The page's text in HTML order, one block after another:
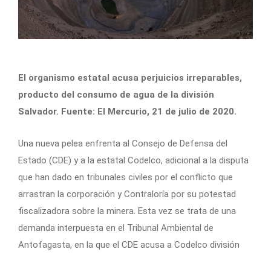
El organismo estatal acusa perjuicios irreparables,
producto del consumo de agua de la división
Salvador. Fuente: El Mercurio, 21 de julio de 2020.
Una nueva pelea enfrenta al Consejo de Defensa del
Estado (CDE) y a la estatal Codelco, adicional a la disputa
que han dado en tribunales civiles por el conflicto que
arrastran la corporación y Contraloría por su potestad
fiscalizadora sobre la minera. Esta vez se trata de una
demanda interpuesta en el Tribunal Ambiental de
Antofagasta, en la que el CDE acusa a Codelco división